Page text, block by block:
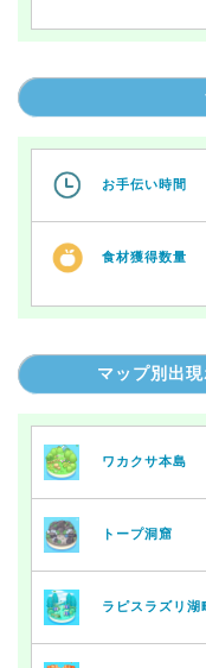
お手伝い時間
食材獲得数量
マップ別出
ワカクサ本島
トープ洞窟
ラピスラズリ湖